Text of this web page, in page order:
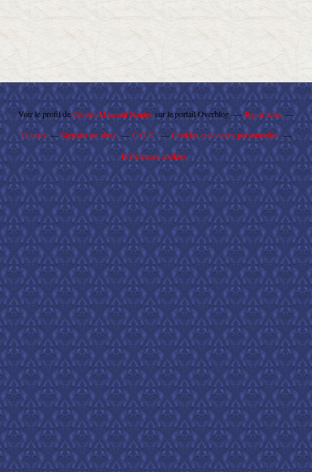
Voir le profil deCitroën Maserati Nantessur le portail Overblog
Top articles
Contact
Signaler un abus C.G.U.
Cookies et données personnelles
Préférences cookies